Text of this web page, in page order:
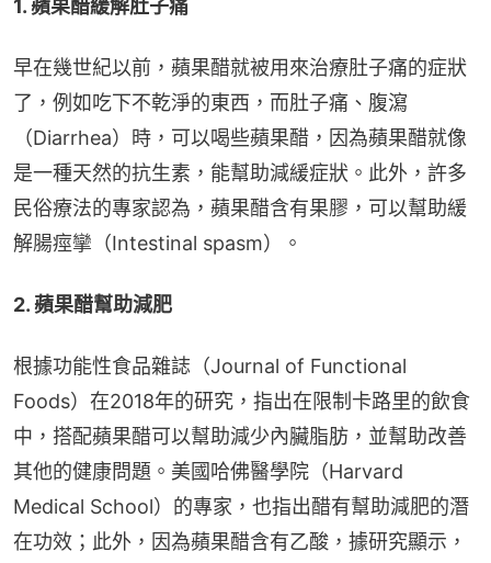
1. 蘋果醋緩解肚子痛
早在幾世紀以前，蘋果醋就被用來治療肚子痛的症狀
了，例如吃下不乾淨的東西，而肚子痛、腹瀉
（Diarrhea）時，可以喝些蘋果醋，因為蘋果醋就像
是一種天然的抗生素，能幫助減緩症狀。此外，許多
民俗療法的專家認為，蘋果醋含有果膠，可以幫助緩
解腸痙攣（Intestinal spasm）。
2. 蘋果醋幫助減肥
根據功能性食品雜誌（Journal of Functional
Foods）在2018年的研究，指出在限制卡路里的飲食
中，搭配蘋果醋可以幫助減少內臟脂肪，並幫助改善
其他的健康問題。美國哈佛醫學院（Harvard
Medical School）的專家，也指出醋有幫助減肥的潛
在功效；此外，因為蘋果醋含有乙酸，據研究顯示，